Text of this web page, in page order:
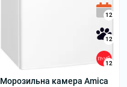
12
12
12
Морозильна камера Amica